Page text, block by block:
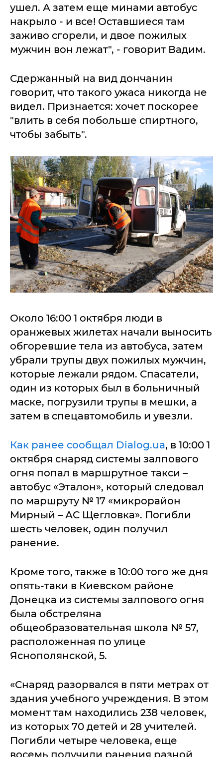
ушел. А затем еще минами автобус
накрыло - и все! Оставшиеся там
заживо сгорели, и двое пожилых
мужчин вон лежат", - говорит Вадим.
Сдержанный на вид дончанин
говорит, что такого ужаса никогда не
видел. Признается: хочет поскорее
"влить в себя побольше спиртного,
чтобы забыть".
Около 16:00 1 октября люди в
оранжевых жилетах начали выносить
обгоревшие тела из автобуса, затем
убрали трупы двух пожилых мужчин,
которые лежали рядом. Спасатели,
один из которых был в больничный
маске, погрузили трупы в мешки, а
затем в спецавтомобиль и увезли.
Как ранее сообщал Dialog.ua, в 10:00 1
октября снаряд системы залпового
огня попал в маршрутное такси –
автобус «Эталон», который следовал
по маршруту № 17 «микрорайон
Мирный – АС Щегловка». Погибли
шесть человек, один получил
ранение.
Кроме того, также в 10:00 того же дня
опять-таки в Киевском районе
Донецка из системы залпового огня
была обстреляна
общеобразовательная школа № 57,
расположенная по улице
Яснополянской, 5.
«Снаряд разорвался в пяти метрах от
здания учебного учреждения. В этом
момент там находились 238 человек,
из которых 70 детей и 28 учителей.
Погибли четыре человека, еще
восемь получили ранения разной